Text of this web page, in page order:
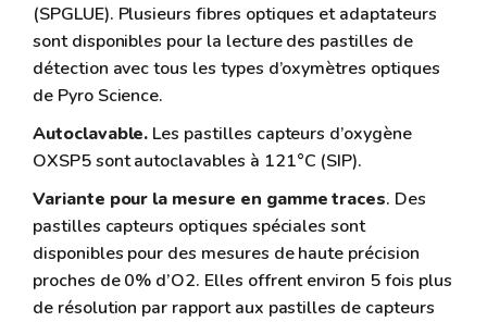
(SPGLUE). Plusieurs fibres optiques et adaptateurs
sont disponibles pour la lecture des pastilles de
détection avec tous les types d’oxymètres optiques
de Pyro Science.
Autoclavable. Les pastilles capteurs d’oxygène
OXSP5 sont autoclavables à 121°C (SIP).
Variante pour la mesure en gamme traces. Des
pastilles capteurs optiques spéciales sont
disponibles pour des mesures de haute précision
proches de 0% d’O2. Elles offrent environ 5 fois plus
de résolution par rapport aux pastilles de capteurs